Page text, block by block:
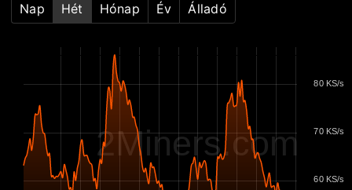
Nap Hét Hónap Év Álladó
2Miners.com
60 KS/s
70 KS/s
80 KS/s